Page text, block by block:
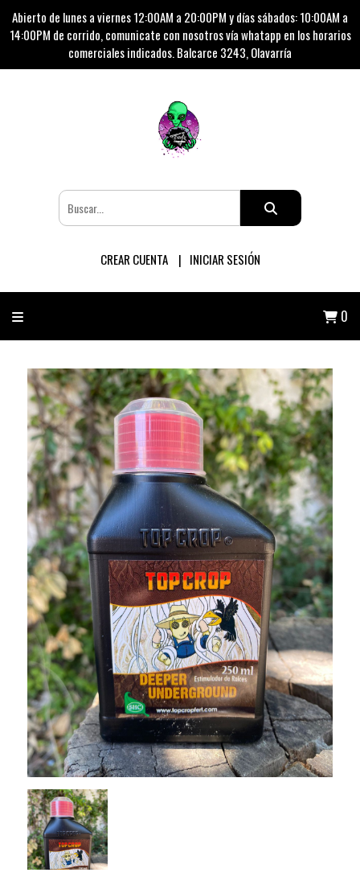
Abierto de lunes a viernes 12:00AM a 20:00PM y días sábados: 10:00AM a
14:00PM de corrido, comunicate con nosotros vía whatapp en los horarios
comerciales indicados. Balcarce 3243, Olavarría
CREAR CUENTA INICIAR SESIÓN
0